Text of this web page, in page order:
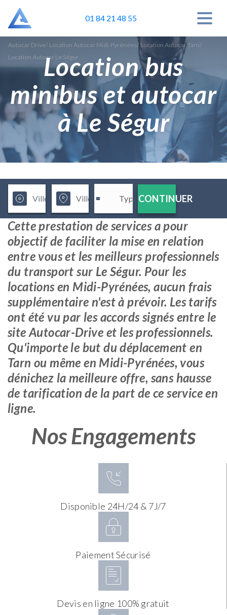
01 84 21 48 55
Autocar Drive/ Location Autocar Midi-Pyrénées/ Location Autocar Tarn/
Location Autocar Le SégurLocation bus
minibus et autocar
à Le Ségur
CONTINUER
Cette prestation de services a pour
objectif de faciliter la mise en relation
entre vous et les meilleurs professionnels
du transport sur Le Ségur. Pour les
locations en Midi-Pyrénées, aucun frais
supplémentaire n'est à prévoir. Les tarifs
ont été vu par les accords signés entre le
site Autocar-Drive et les professionnels.
Qu'importe le but du déplacement en
Tarn ou même en Midi-Pyrénées, vous
dénichez la meilleure offre, sans hausse
de tarification de la part de ce service en
ligne.
Nos Engagements
Disponible 24H/24 & 7J/7
Paiement Sécurisé
Devis en ligne 100% gratuit